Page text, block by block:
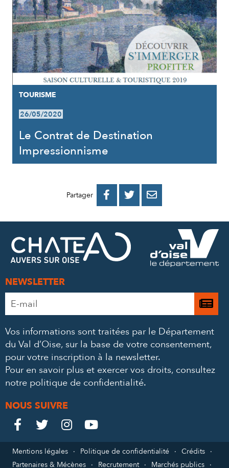
TOURISME
26/05/2020
Le Contrat de Destination
Impressionnisme
Partager 
PARTAGER
FACEBOOK
PARTAGER
PARTAGER
MAIL
NEWSLETTER
Adresse
e-
*
Je
à
Vos informations sont traitées par le Département
du Val d’Oise, sur la base de votre consentement,
pour votre inscription à la newsletter.
Pour en savoir plus et exercer vos droits, consultez
notre politique de confidentialité.
NOUS SUIVRE
Le
Château

Le
Château

Le
Château

Le
Château

Mentions légales Politique de confidentialité
Crédits
Partenaires & Mécènes
Recrutement Marchés publics